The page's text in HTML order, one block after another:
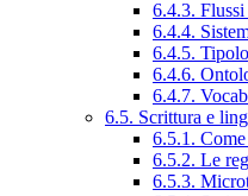
6.4.3.
6.4.4.
6.4.5.
6.4.6.
6.4.7.
6.5. Scrittura e
6.5.1.
6.5.2. Le
6.5.3.